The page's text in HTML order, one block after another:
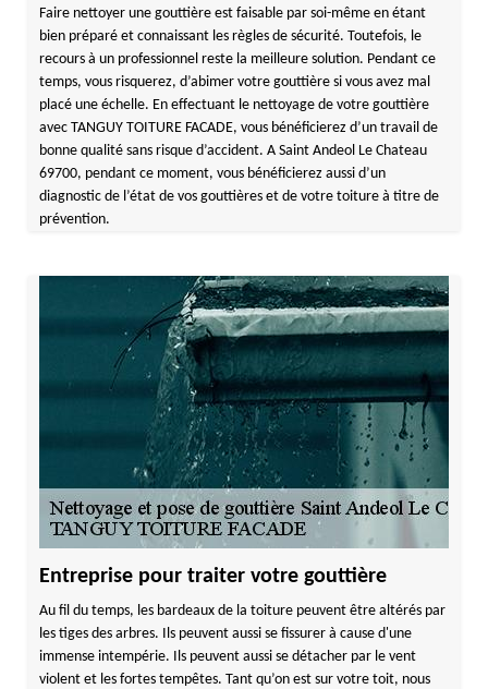
Faire nettoyer une gouttière est faisable par soi-même en étant
bien préparé et connaissant les règles de sécurité. Toutefois, le
recours à un professionnel reste la meilleure solution. Pendant ce
temps, vous risquerez, d’abimer votre gouttière si vous avez mal
placé une échelle. En effectuant le nettoyage de votre gouttière
avec TANGUY TOITURE FACADE, vous bénéficierez d’un travail de
bonne qualité sans risque d’accident. A Saint Andeol Le Chateau
69700, pendant ce moment, vous bénéficierez aussi d’un
diagnostic de l’état de vos gouttières et de votre toiture à titre de
prévention.
Entreprise pour traiter votre gouttière
Au fil du temps, les bardeaux de la toiture peuvent être altérés par
les tiges des arbres. Ils peuvent aussi se fissurer à cause d'une
immense intempérie. Ils peuvent aussi se détacher par le vent
violent et les fortes tempêtes. Tant qu’on est sur votre toit, nous